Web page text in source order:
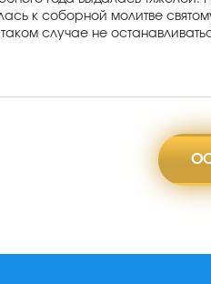
к соборной молитве
таком случае не